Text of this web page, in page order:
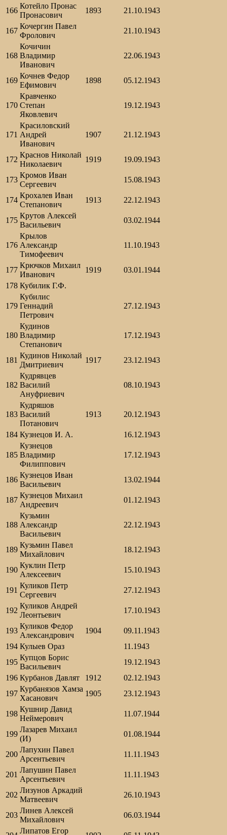
166
Котейло Пронас
Пронасович
1893 21.10.1943
167
Кочергин Павел
Фролович
21.10.1943
168
Кочичин
Владимир
Иванович
22.06.1943
169
Кочнев Федор
Ефимович
1898 05.12.1943
170
Кравченко
Степан
Яковлевич
19.12.1943
171
Красиловский
Андрей
Иванович
1907 21.12.1943
172
Краснов Николай
Николаевич
1919 19.09.1943
173
Кромов Иван
Сергеевич
15.08.1943
174
Крохалев Иван
Степанович
1913 22.12.1943
175
Крутов Алексей
Васильевич
03.02.1944
176
Крылов
Александр
Тимофеевич
11.10.1943
177
Крючков Михаил
Иванович
1919
03.01.1944
178 Кубилик Г.Ф.
179
Кубилис
Геннадий
Петрович
27.12.1943
180
Кудинов
Владимир
Степанович
17.12.1943
181
Кудинов Николай
Дмитриевич
1917 23.12.1943
182
Кудрявцев
Василий
Ануфриевич
08.10.1943
183
Кудряшов
Василий
Потанович
1913 20.12.1943
184 Кузнецов И. А. 16.12.1943
185
Кузнецов
Владимир
Филиппович
17.12.1943
186
Кузнецов Иван
Васильевич
13.02.1944
187
Кузнецов Михаил
Андреевич
01.12.1943
188
Кузьмин
Александр
Васильевич
22.12.1943
189
Кузьмин Павел
Михайлович
18.12.1943
190
Куклин Петр
Алексеевич
15.10.1943
191
Куликов Петр
Сергеевич
27.12.1943
192
Куликов Андрей
Леонтьевич
17.10.1943
193
Куликов Федор
Александрович
1904
09.11.1943
194 Кулыев Ораз
11.1943
195
Купцов Борис
Васильевич
19.12.1943
196 Курбанов Давлят 1912
02.12.1943
197
Курбанязов Хамза
Хасанович
1905 23.12.1943
198
Кушнир Давид
Неймерович
11.07.1944
199
Лазарев Михаил
(И)
01.08.1944
200
Лапухин Павел
Арсентьевич
11.11.1943
201
Лапушин Павел
Арсентьевич
11.11.1943
202
Лизунов Аркадий
Матвеевич
26.10.1943
203
Линев Алексей
Михайлович
06.03.1944
Липатов Егор